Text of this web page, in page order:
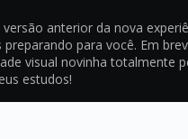
anterior da nova
para você. Em
visual novinha totalmente
estudos!